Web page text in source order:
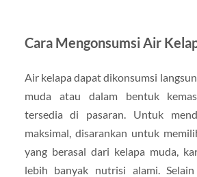
Cara Mengonsumsi Air
Air kelapa dapat dikonsumsi
muda atau dalam bentuk
tersedia di pasaran. Untuk
maksimal, disarankan untuk
yang berasal dari kelapa muda,
lebih banyak nutrisi alami.